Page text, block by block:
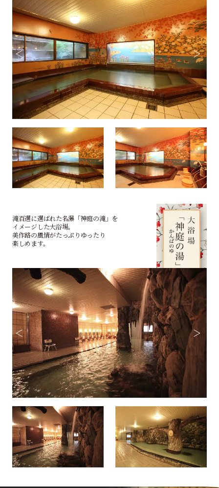
滝百選に選ばれた名瀑「神庭の滝」を
イメージした大浴場。
美作路の風情がたっぷりゆったり
楽しめます。